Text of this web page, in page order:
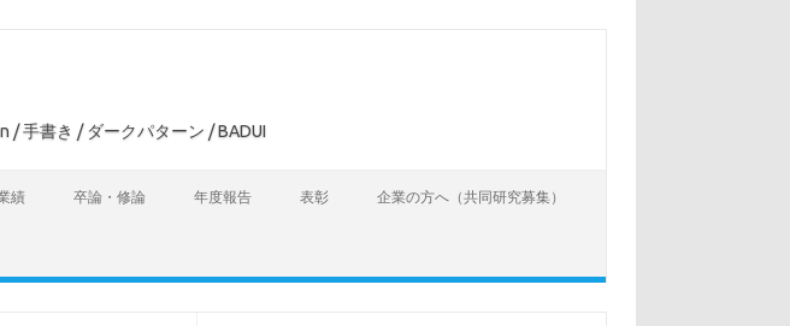
/ 手書き / ダークパターン / BADUI
績 卒論・修論 年度報告 表彰 企業の方へ（共同研究募集）